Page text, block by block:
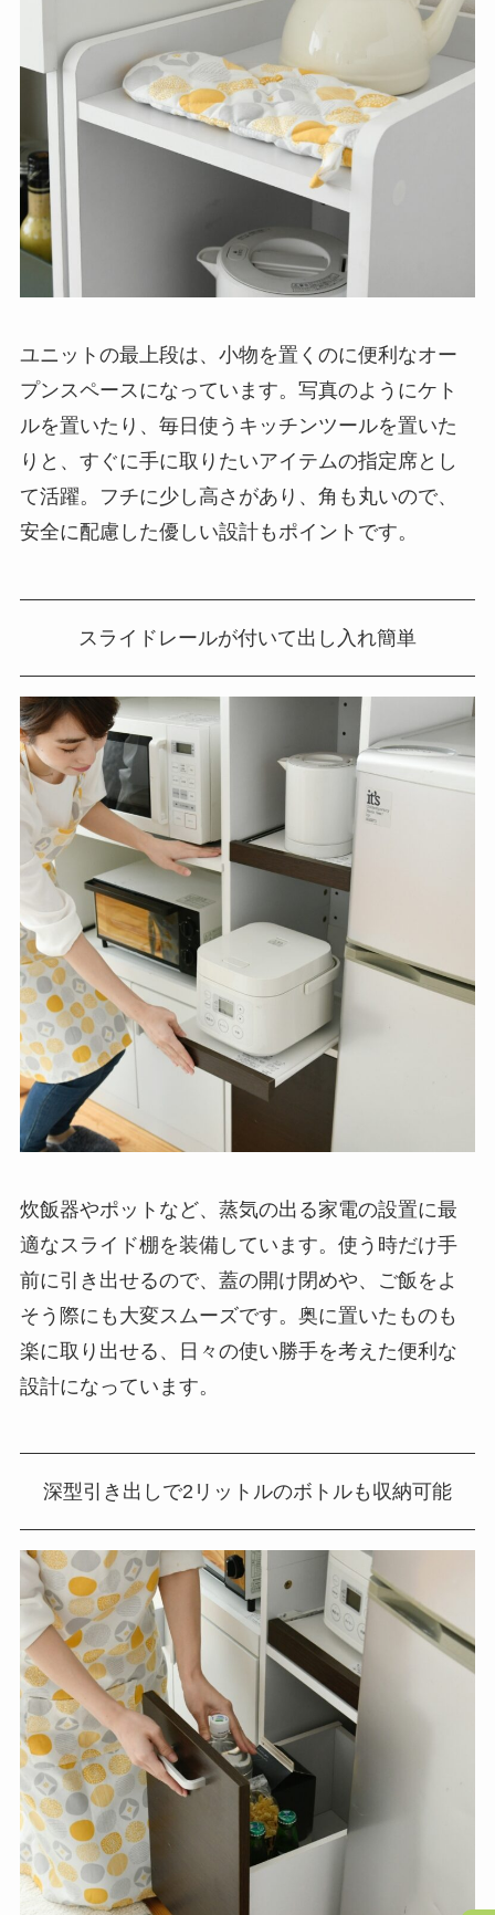
ユニットの最上段は、小物を置くのに便利なオー
プンスペースになっています。写真のようにケト
ルを置いたり、毎日使うキッチンツールを置いた
りと、すぐに手に取りたいアイテムの指定席とし
て活躍。フチに少し高さがあり、角も丸いので、
安全に配慮した優しい設計もポイントです。
スライドレールが付いて出し入れ簡単
炊飯器やポットなど、蒸気の出る家電の設置に最
適なスライド棚を装備しています。使う時だけ手
前に引き出せるので、蓋の開け閉めや、ご飯をよ
そう際にも大変スムーズです。奥に置いたものも
楽に取り出せる、日々の使い勝手を考えた便利な
設計になっています。
深型引き出しで2リットルのボトルも収納可能